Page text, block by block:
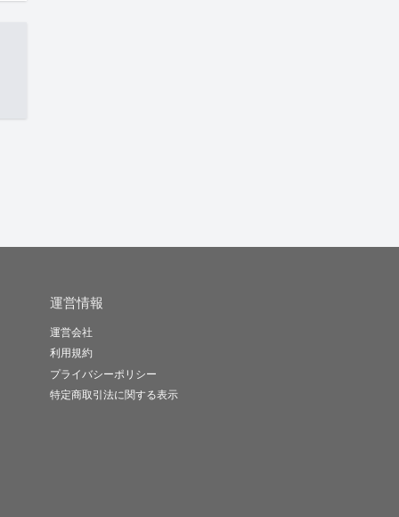
運営情報
運営会社
利用規約
プライバシーポリシー
特定商取引法に関する表示